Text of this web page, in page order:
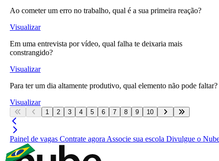
Ao cometer um erro no trabalho, qual é a sua primeira reação?
Visualizar
Em uma entrevista por vídeo, qual falha te deixaria mais
constrangido?
Visualizar
Para ter um dia altamente produtivo, qual elemento não pode faltar?
Visualizar
1 2 3 4 5 6 7 8 9 10
Painel de vagas Contrate agora Associe sua escola Divulgue o